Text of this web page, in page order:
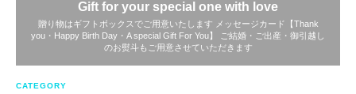
Gift for your special one with love
贈り物はギフトボックスでご用意いたします メッセージカード【Thank
you・Happy Birth Day・A special Gift For You】 ご結婚・ご出産・御引越し
のお熨斗もご用意させていただきます
CATEGORY